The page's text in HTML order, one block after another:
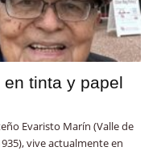
tinta y papel
Evaristo Marín (Valle de
vive actualmente en